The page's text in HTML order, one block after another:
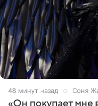
48 минут назад Соня
«Он покупает мне